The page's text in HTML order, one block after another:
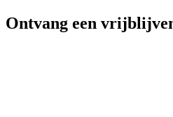
Ontvang een